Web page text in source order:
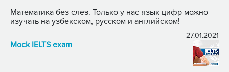
Математика без слез. Только у нас язык цифр можно
изучать на узбекском, русском и английском!
27.01.2021
Mock IELTS exam